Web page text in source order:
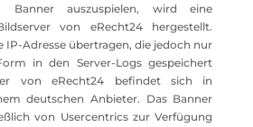
Banner auszuspielen, wird eine
von eRecht24 hergestellt.
IP-Adresse übertragen, die jedoch nur
in den Server-Logs gespeichert
von eRecht24 befindet sich in
deutschen Anbieter. Das Banner
von Usercentrics zur Verfügung